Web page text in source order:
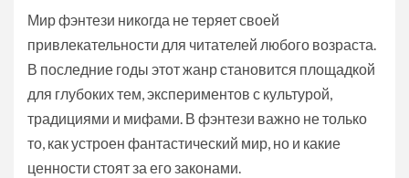
Мир фэнтези никогда не теряет своей
привлекательности для читателей любого возраста.
В последние годы этот жанр становится площадкой
для глубоких тем, экспериментов с культурой,
традициями и мифами. В фэнтези важно не только
то, как устроен фантастический мир, но и какие
ценности стоят за его законами.